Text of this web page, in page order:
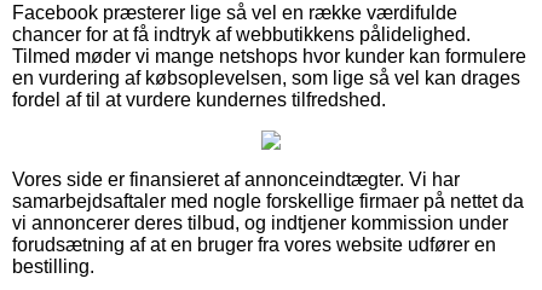
Facebook præsterer lige så vel en række værdifulde
chancer for at få indtryk af webbutikkens pålidelighed.
Tilmed møder vi mange netshops hvor kunder kan formulere
en vurdering af købsoplevelsen, som lige så vel kan drages
fordel af til at vurdere kundernes tilfredshed.
Vores side er finansieret af annonceindtægter. Vi har
samarbejdsaftaler med nogle forskellige firmaer på nettet da
vi annoncerer deres tilbud, og indtjener kommission under
forudsætning af at en bruger fra vores website udfører en
bestilling.